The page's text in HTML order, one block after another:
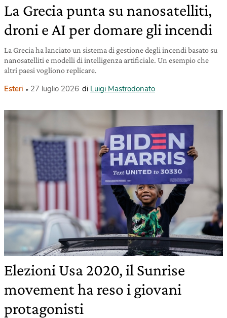
La Grecia punta su nanosatelliti,
droni e AI per domare gli incendi
La Grecia ha lanciato un sistema di gestione degli incendi basato su
nanosatelliti e modelli di intelligenza artificiale. Un esempio che
altri paesi vogliono replicare.
Esteri 27 luglio 2026 di Luigi Mastrodonato
Elezioni Usa 2020, il Sunrise
movement ha reso i giovani
protagonisti